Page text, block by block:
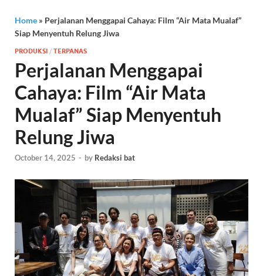
Home » Perjalanan Menggapai Cahaya: Film “Air Mata Mualaf”
Siap Menyentuh Relung Jiwa
PRODUKSI / TERPANAS
Perjalanan Menggapai
Cahaya: Film “Air Mata
Mualaf” Siap Menyentuh
Relung Jiwa
October 14, 2025 - by Redaksi bat